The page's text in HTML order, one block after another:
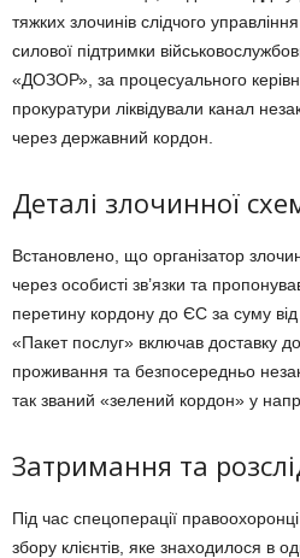
тяжких злочинів слідчого
силової підтримки
«ДОЗОР», за процесуального
прокуратури ліквідували канал
через державний кордон.
Деталі злочинної
Встановлено, що організатор
через особисті зв’язки та
перетину кордону до ЄС за суму
«Пакет послуг» включав доставку
проживання та безпосередньо
так званий «зелений кордон» у
Затримання та
Під час спецоперації
збору клієнтів, яке знаходилося в